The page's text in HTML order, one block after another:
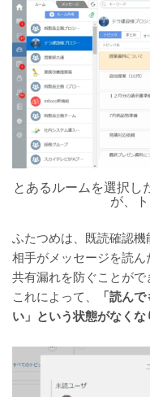
とあるルームを選択し
が、
ふたつめは、既読確認機
相手がメッセージを読
共有漏れを防ぐことがで
これによって、
「読ん
い」という状態がなくな